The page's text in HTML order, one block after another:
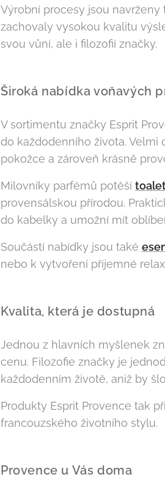
Výrobní procesy jsou
zachovaly vysokou kvalitu
svou vůní, ale i filozofií značky.
Široká nabídka voňavých
V sortimentu značky Esprit
do každodenního života. Velmi
pokožce a zároveň krásně
Milovníky parfémů potěší
provensálskou přírodou.
do kabelky a umožní mít
Součástí nabídky jsou také
nebo k vytvoření příjemné
Kvalita, která je dostupná
Jednou z hlavních myšlenek
cenu. Filozofie značky je
každodenním životě, aniž by
Produkty Esprit Provence tak
francouzského životního stylu.
Provence u Vás doma